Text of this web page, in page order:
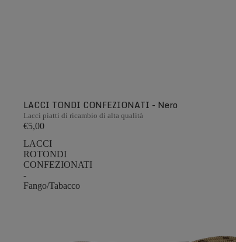
LACCI TONDI CONFEZIONATI - Nero
Lacci piatti di ricambio di alta qualità
€5,00
LACCI
ROTONDI
CONFEZIONATI
-
Fango/Tabacco